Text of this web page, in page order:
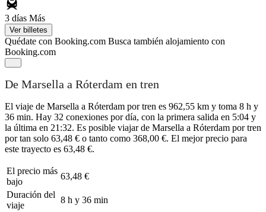
3 días Más
Ver billetes
Quédate con Booking.com Busca también alojamiento con
Booking.com
De Marsella a Róterdam en tren
El viaje de Marsella a Róterdam por tren es 962,55 km y toma 8 h y
36 min. Hay 32 conexiones por día, con la primera salida en 5:04 y
la última en 21:32. Es posible viajar de Marsella a Róterdam por tren
por tan solo 63,48 € o tanto como 368,00 €. El mejor precio para
este trayecto es 63,48 €.
El precio más
bajo
63,48 €
Duración del
viaje
8 h y 36 min